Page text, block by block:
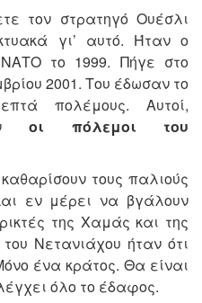
τον στρατηγό Ουέσλι
γι’ αυτό. Ήταν ο
ΝΑΤΟ το 1999. Πήγε στο
2001. Του έδωσαν το
πολέμους. Αυτοί,
οι πόλεμοι του
τους παλιούς
εν μέρει να βγάλουν
της Χαμάς και της
Νετανιάχου ήταν ότι
ένα κράτος. Θα είναι
όλο το έδαφος.